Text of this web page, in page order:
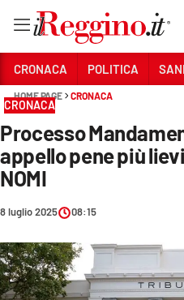
Sezioni
CRONACA
POLITICA
SANITÀ
AMBIENTE
SOCIETÀ
CRONACA POLITICA
HOME PAGE CRONACA
CRONACA
Processo
appello pene più
NOMI
8 luglio 2025 08:15